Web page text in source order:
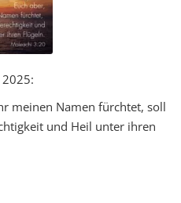
meinen Namen fürchtet, soll
und Heil unter ihren